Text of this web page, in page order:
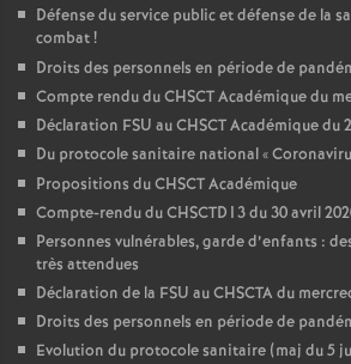
Défense du service public et défense de la
combat!
Droits des personnels en période de
Compte rendu du CHSCT Académique du
Déclaration FSU au CHSCT Académique du
Du protocole sanitaire national «
Propositions du CHSCT Académique
Compte-rendu du CHSCTD13 du 30 avril
Personnes vulnérables, garde d’enfants :
très attendues
Déclaration de la FSU au CHSCTA du
Droits des personnels en période de
Evolution du protocole sanitaire (maj du 5